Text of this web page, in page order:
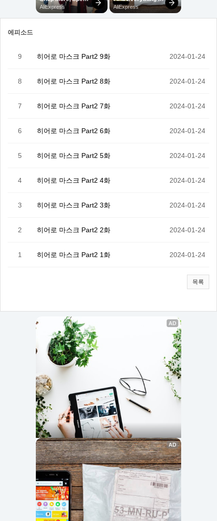
에피소드
9 히어로 마스크 Part2 9화 2024-01-24
8 히어로 마스크 Part2 8화 2024-01-24
7 히어로 마스크 Part2 7화 2024-01-24
6 히어로 마스크 Part2 6화 2024-01-24
5 히어로 마스크 Part2 5화 2024-01-24
4 히어로 마스크 Part2 4화 2024-01-24
3 히어로 마스크 Part2 3화 2024-01-24
2 히어로 마스크 Part2 2화 2024-01-24
1 히어로 마스크 Part2 1화 2024-01-24
목록